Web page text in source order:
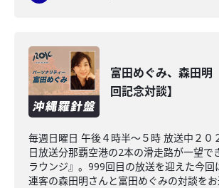
富田めぐみ、森田明
回記念対談】
毎週日曜日 午後４時半～５時 放送中２０
日放送分那覇空港の2本の滑走路が一望で
ラウンジ』。999回目の放送を迎えた今回
連客の森田明さんと富田めぐみの対談をお